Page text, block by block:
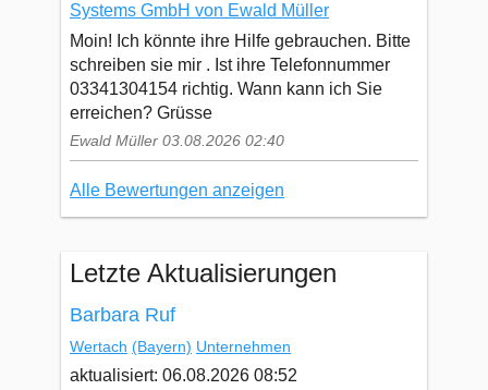
Systems GmbH von Ewald Müller
Moin! Ich könnte ihre Hilfe gebrauchen. Bitte
schreiben sie mir . Ist ihre Telefonnummer
03341304154 richtig. Wann kann ich Sie
erreichen? Grüsse
Ewald Müller 03.08.2026 02:40
Alle Bewertungen anzeigen
Letzte Aktualisierungen
Barbara Ruf
Wertach (Bayern) Unternehmen
aktualisiert: 06.08.2026 08:52